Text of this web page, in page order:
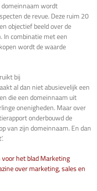
domeinnaam wordt
de revue. Deze ruim 20
objectief beeld over de
In combinatie met een
wordt de waarde
bij
al dan niet abusievelijk een
die een domeinnaam uit
onenigheden. Maar over
onderbouwd de
van zijn domeinnaam. En dan
het blad Marketing
over marketing, sales en